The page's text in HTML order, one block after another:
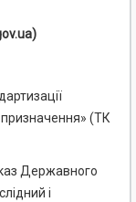
призначення» (ТК
Державного
і